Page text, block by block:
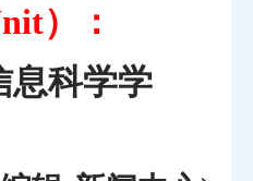
）：
息科学学